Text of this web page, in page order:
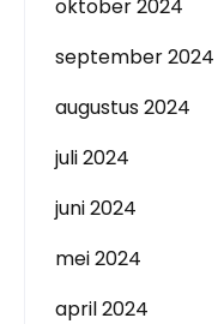
oktober 2024
september 2024
augustus 2024
juli 2024
juni 2024
mei 2024
april 2024